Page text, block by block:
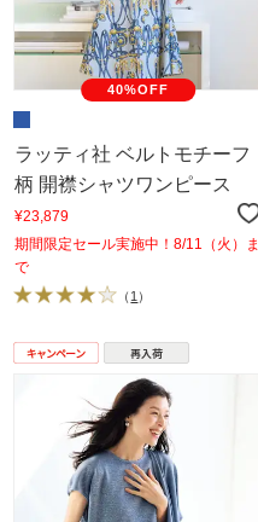
40%OFF
ラッティ社 ベルトモチーフ
柄 開襟シャツワンピース
¥23,879
期間限定セール実施中！8/11（火）ま
で
（ 1 ）